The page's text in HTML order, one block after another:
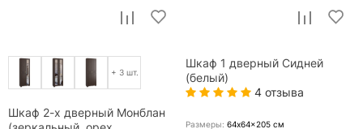
+ 3 шт.
Шкаф 2-х дверный Монблан
Шкаф 1 дверный Сидней
(белый)
4 отзыва
Размеры: 64x64x205 см